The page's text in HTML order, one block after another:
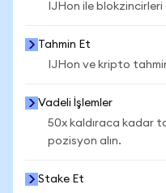
IJHon ile blokzincirleri
Tahmin Et
IJHon ve kripto
Vadeli İşlemler
50x kaldıraca kadar
pozisyon alın.
Stake Et